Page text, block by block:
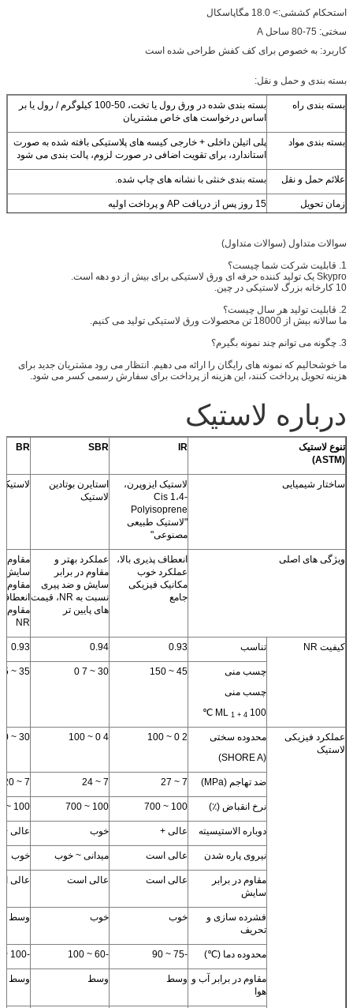
استحکام کششی:> 18.0 مگاپاسکال
سختی: 75-80 ساحل A
کاربرد: به خصوص برای کف کفش طراحی شده است
بسته بندی و حمل و نقل:
بسته بندی راه
بسته بندی شده در ورق رول یا تخت، 50-100 کیلوگرم / رول یا بر
اساس درخواست های خاص مشتریان
بسته بندی مواد
پلی اتیلن داخلی + خارجی کیسه های پلاستیکی بافته شده به صورت
استاندارد، برای تقویت اضافی در صورت لزوم، پالت بندی می شود
علائم حمل و نقل بسته بندی خنثی با نشانه های چاپ شده.
زمان تحویل 15 روز پس از دریافت AP و پرداخت اولیه
اندازه ویژه ما خدمات برش را برای اندازه های ویژه ارائه می دهیم
لمینیت ما لایه سازی بیشتری با PSA، پارچه یا سایر مواد فراهم می کنیم.
سوالات متداول (سوالات متداول)
1. قابلیت شرکت شما چیست؟
Skypro یک تولید کننده حرفه ای ورق لاستیکی برای بیش از دو دهه است.
10 کارخانه بزرگ لاستیکی در چین.
2. قابلیت تولید هر سال چیست؟
ما سالانه بیش از 18000 تن محصولات ورق لاستیکی تولید می کنیم.
3. چگونه می توانم چند نمونه بگیرم؟
ما خوشحالیم که نمونه های رایگان را ارائه می دهیم. انتظار می رود مشتریان جدید برای
هزینه تحویل پرداخت کنند، این هزینه از پرداخت برای سفارش رسمی کسر می شود.
درباره لاستیک
تنوع لاستیک
(ASTM)
IR
SBR
BR
ساختار شیمیایی
لاستیک ایزوپرن،
Cis 1،4-
Polyisoprene
"لاستیک طبیعی
مصنوعی"
استایرن بوتادین
لاستیک
لاستیک
ویژگی های اصلی
انعطاف پذیری بالا،
عملکرد خوب
مکانیک فیزیکی
جامع
عملکرد بهتر و
مقاوم در برابر
سایش و ضد پیری
نسبت به NR، قیمت
های پایین تر
مقاوم
مقاوم
انعطاف
مقاوم
NR
کیفیت NR تناسب 0.93
0.94
0.93
چسب منی
چسب منی
ML 1 + 4 100 ℃
45 ~ 150
30 ~ 7 0
35 ~ 55
عملکرد فیزیکی
لاستیک
محدوده سختی
(SHORE A)
2 0 ~ 100
4 0 ~ 100
30 ~ 100
ضد تهاجم (MPa) 7 ~ 27
7 ~ 24
7 ~ 20
نرخ انقباض (٪) 100 ~ 700
100 ~ 700
100 ~ 700
دوباره الاستیسیته عالی + خوب عالی +
نیروی پاره شدن عالی است میدانی ~ خوب خوب
مقاوم در برابر
سایش
عالی است عالی است عالی
فشرده سازی و
تحریف
خوب خوب وسط
محدوده دما (℃) -75 ~ 90
-60 ~ 100
-100 ~ 100
مقاوم در برابر آب و
هوا
وسط وسط وسط